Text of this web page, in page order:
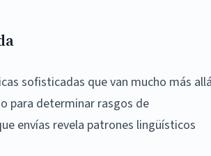
sofisticadas que van mucho más
para determinar rasgos de
envías revela patrones lingüísticos